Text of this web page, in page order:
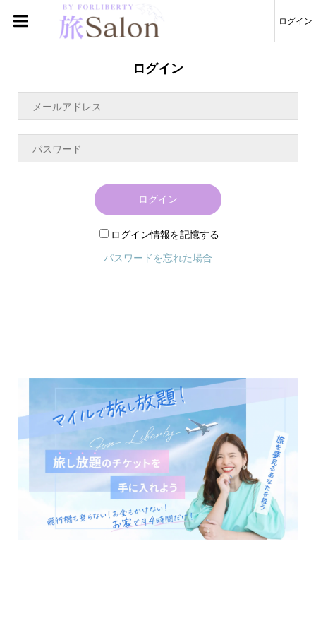
ログイン
ログイン
ログイン
ログイン情報を記憶する
パスワードを忘れた場合